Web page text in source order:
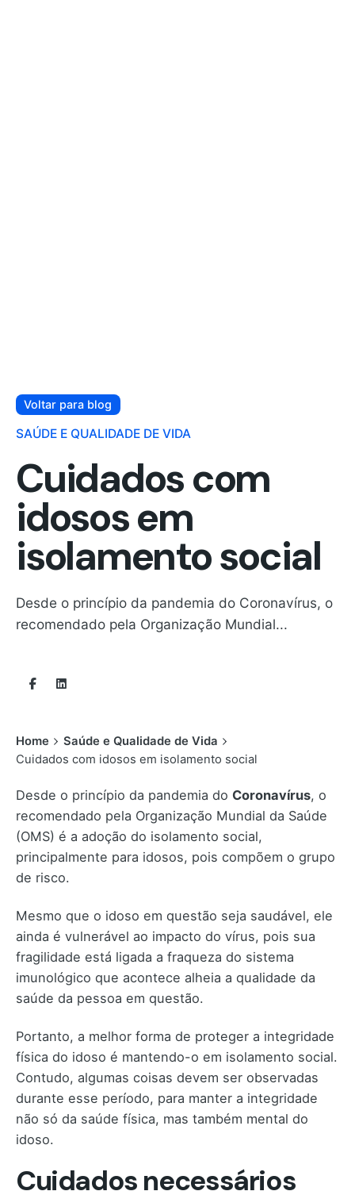
Voltar para blog
SAÚDE E QUALIDADE DE VIDA
Cuidados com
idosos em
isolamento social
Desde o princípio da pandemia do Coronavírus, o
recomendado pela Organização Mundial...
Home
Saúde e Qualidade de Vida
Cuidados com idosos em isolamento social
Desde o princípio da pandemia do Coronavírus, o
recomendado pela Organização Mundial da Saúde
(OMS) é a adoção do isolamento social,
principalmente para idosos, pois compõem o grupo
de risco.
Mesmo que o idoso em questão seja saudável, ele
ainda é vulnerável ao impacto do vírus, pois sua
fragilidade está ligada a fraqueza do sistema
imunológico que acontece alheia a qualidade da
saúde da pessoa em questão.
Portanto, a melhor forma de proteger a integridade
física do idoso é mantendo-o em isolamento social.
Contudo, algumas coisas devem ser observadas
durante esse período, para manter a integridade
não só da saúde física, mas também mental do
idoso.
Cuidados necessários